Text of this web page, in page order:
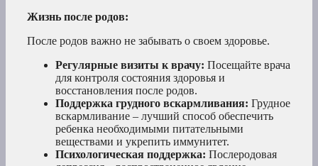
Жизнь после родов:
После родов важно не забывать о своем здоровье.
Регулярные визиты к врачу: Посещайте врача
для контроля состояния здоровья и
восстановления после родов.
Поддержка грудного вскармливания: Грудное
вскармливание – лучший способ обеспечить
ребенка необходимыми питательными
веществами и укрепить иммунитет.
Психологическая поддержка: Послеродовая